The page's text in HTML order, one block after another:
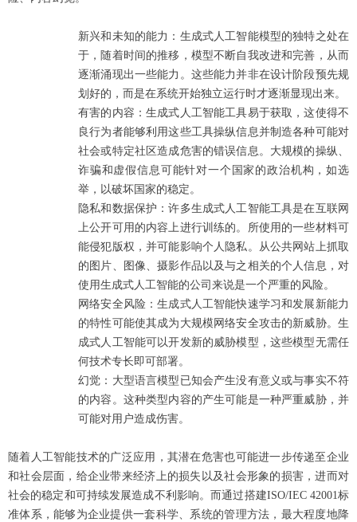
新兴和未知的能力：生成式人工智能模型的独特之处在
于，随着时间的推移，模型不断自我改进和完善，从而
逐渐涌现出一些能力。这些能力并非在设计阶段预先规
划好的，而是在系统开始独立运行时才逐渐显现出来。
有害的内容：生成式人工智能工具易于获取，这使得不
良行为者能够利用这些工具操纵信息并制造各种可能对
社会或特定社区造成危害的错误信息。大规模的操纵、
诈骗和虚假信息可能针对一个国家的政治机构，如选
举，以破坏国家的稳定。
隐私和数据保护：许多生成式人工智能工具是在互联网
上公开可用的内容上进行训练的。所使用的一些材料可
能侵犯版权，并可能影响个人隐私。从公共网站上抓取
的图片、图像、摄影作品以及与之相关的个人信息，对
使用生成式人工智能的公司来说是一个严重的风险。
网络安全风险：生成式人工智能快速学习和发展新能力
的特性可能使其成为大规模网络安全攻击的新威胁。生
成式人工智能可以开发新的威胁模型，这些模型无需任
何技术专长即可部署。
幻觉：大型语言模型已知会产生没有意义或与事实不符
的内容。这种类型内容的产生可能是一种严重威胁，并
可能对用户造成伤害。
随着人工智能技术的广泛应用，其潜在危害也可能进一步传递至企业
和社会层面，给企业带来经济上的损失以及社会形象的损害，进而对
社会的稳定和可持续发展造成不利影响。而通过搭建ISO/IEC 42001标
准体系，能够为企业提供一套科学、系统的管理方法，最大程度地降